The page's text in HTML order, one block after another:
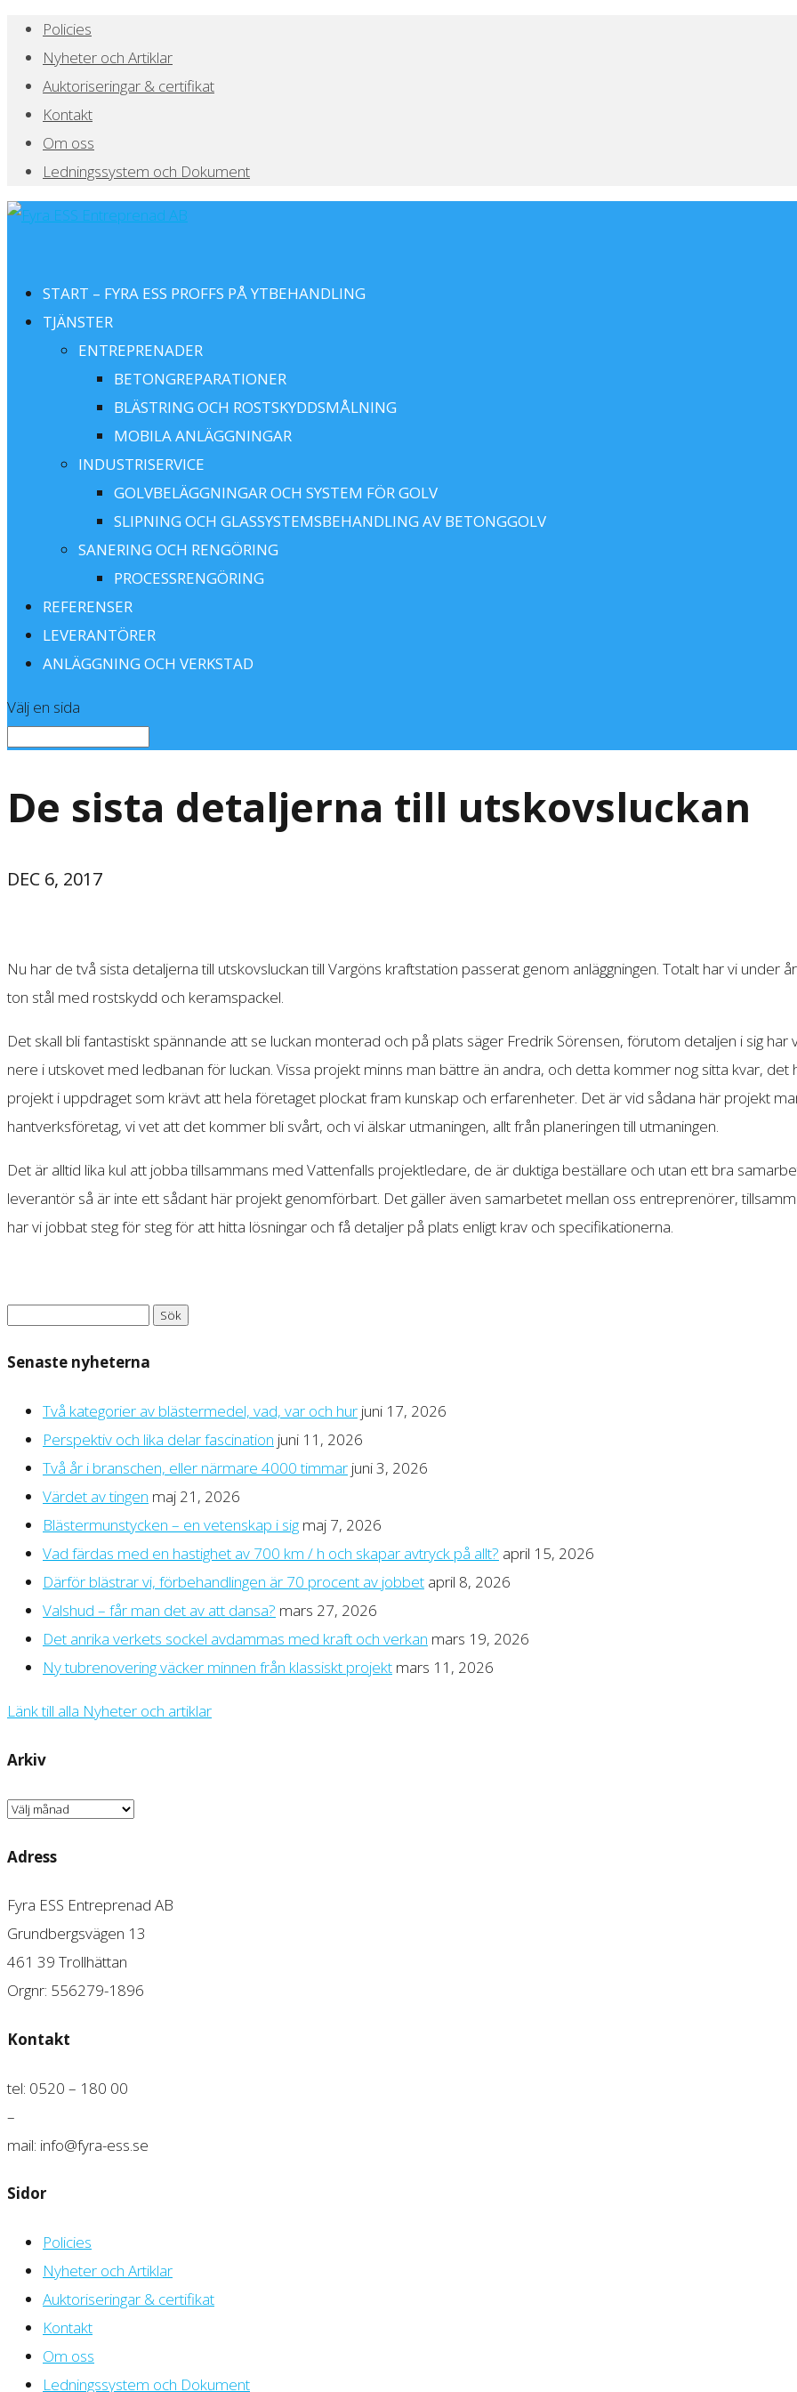
Policies
Nyheter och Artiklar
Auktoriseringar & certifikat
Kontakt
Om oss
Ledningssystem och Dokument
START – FYRA ESS PROFFS PÅ YTBEHANDLING
TJÄNSTER
ENTREPRENADER
BETONGREPARATIONER
BLÄSTRING OCH ROSTSKYDDSMÅLNING
MOBILA ANLÄGGNINGAR
INDUSTRISERVICE
GOLVBELÄGGNINGAR OCH SYSTEM FÖR GOLV
SLIPNING OCH GLASSYSTEMSBEHANDLING AV BETONGGOLV
SANERING OCH RENGÖRING
PROCESSRENGÖRING
REFERENSER
LEVERANTÖRER
ANLÄGGNING OCH VERKSTAD
Välj en sida
De sista detaljerna till utskovsluckan
DEC 6, 2017
Nu har de två sista detaljerna till utskovsluckan till Vargöns kraftstation passerat genom anläggningen. Totalt har vi under
ton stål med rostskydd och keramspackel.
Det skall bli fantastiskt spännande att se luckan monterad och på plats säger Fredrik Sörensen, förutom detaljen i sig
nere i utskovet med ledbanan för luckan. Vissa projekt minns man bättre än andra, och detta kommer nog sitta kvar, det
projekt i uppdraget som krävt att hela företaget plockat fram kunskap och erfarenheter. Det är vid sådana här projekt
hantverksföretag, vi vet att det kommer bli svårt, och vi älskar utmaningen, allt från planeringen till utmaningen.
Det är alltid lika kul att jobba tillsammans med Vattenfalls projektledare, de är duktiga beställare och utan ett bra
leverantör så är inte ett sådant här projekt genomförbart. Det gäller även samarbetet mellan oss entreprenörer,
har vi jobbat steg för steg för att hitta lösningar och få detaljer på plats enligt krav och specifikationerna.
Senaste nyheterna
Två kategorier av blästermedel, vad, var och hur juni 17, 2026
Perspektiv och lika delar fascination juni 11, 2026
Två år i branschen, eller närmare 4000 timmar juni 3, 2026
Värdet av tingen maj 21, 2026
Blästermunstycken – en vetenskap i sig maj 7, 2026
Vad färdas med en hastighet av 700 km / h och skapar avtryck på allt? april 15, 2026
Därför blästrar vi, förbehandlingen är 70 procent av jobbet april 8, 2026
Valshud – får man det av att dansa? mars 27, 2026
Det anrika verkets sockel avdammas med kraft och verkan mars 19, 2026
Ny tubrenovering väcker minnen från klassiskt projekt mars 11, 2026
Länk till alla Nyheter och artiklar
Arkiv
Arkiv
Adress
Fyra ESS Entreprenad AB
Grundbergsvägen 13
461 39 Trollhättan
Orgnr: 556279-1896
Kontakt
tel: 0520 – 180 00
–
mail: info@fyra-ess.se
Sidor
Policies
Nyheter och Artiklar
Auktoriseringar & certifikat
Kontakt
Om oss
Ledningssystem och Dokument